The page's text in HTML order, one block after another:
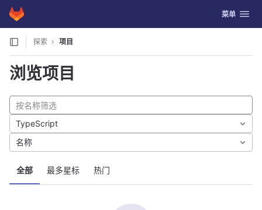
Skip to content
GitLab 切换导航
菜单
探索 项目
浏览项目
全部 最多星标 热门
TypeScript
名称